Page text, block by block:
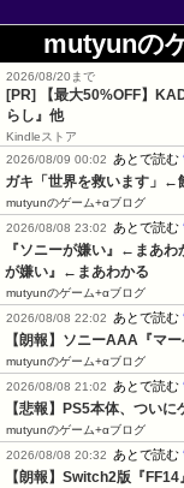
mutyunの
2026/08/20まで
[PR]
【最大50%OFF】
らし』他
Kindleストア
2026/08/09 00:02
あとで読む
ガキ「世界を救います」←
mutyunのゲーム+αブログ
2026/08/08 23:02
あとで読む
『ソニーが嫌い』←まあ
が嫌い』←まあわかる
mutyunのゲーム+αブログ
2026/08/08 22:02
あとで読む
【朗報】ソニーAAA『マ
mutyunのゲーム+αブログ
2026/08/08 21:02
あとで読む
【悲報】PS5本体、つい
mutyunのゲーム+αブログ
2026/08/08 20:32
あとで読む
【朗報】Switch2版『